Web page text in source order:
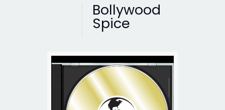
Bollywood
Spice